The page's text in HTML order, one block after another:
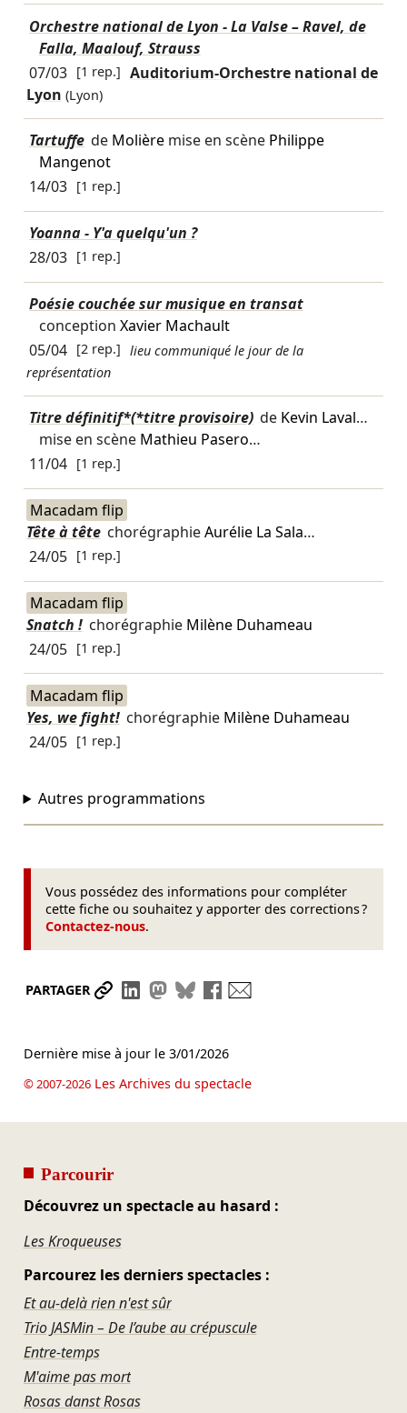
Orchestre national de Lyon - La Valse – Ravel, de
Falla, Maalouf, Strauss
07/03 [1 rep.] Auditorium-Orchestre national de
Lyon (Lyon)
Tartuffe de Molièremise en scène Philippe
Mangenot
14/03 [1 rep.]
Yoanna - Y'a quelqu'un ?
28/03 [1 rep.]
Poésie couchée sur musique en transat
conception Xavier Machault
05/04 [2 rep.] lieu communiqué le jour de la
représentation
Titre définitif*(*titre provisoire) de Kevin Laval…
mise en scène Mathieu Pasero…
11/04 [1 rep.]
Macadam flip
Tête à tête chorégraphieAurélie La Sala…
24/05 [1 rep.]
Macadam flip
Snatch ! chorégraphie Milène Duhameau
24/05 [1 rep.]
Macadam flip
Yes, we fight! chorégraphie Milène Duhameau
24/05 [1 rep.]
Autres programmations
Vous possédez des informations pour compléter
cette fiche ou souhaitez y apporter des corrections ?
Contactez-nous.
PARTAGER Partager le lien
Partager sur LinkedIn
Partager sur Mastodon
Partager sur Bluesky
Partager sur Facebook
Dernière mise à jour le 3/01/2026
© 2007-2026Les Archives du spectacle
Parcourir
Découvrez un spectacle au hasard :
Les Kroqueuses
Parcourez les derniers spectacles :
Et au-delà rien n'est sûr
Trio JASMin – De l’aube au crépuscule
Entre-temps
M'aime pas mort
Rosas danst Rosas